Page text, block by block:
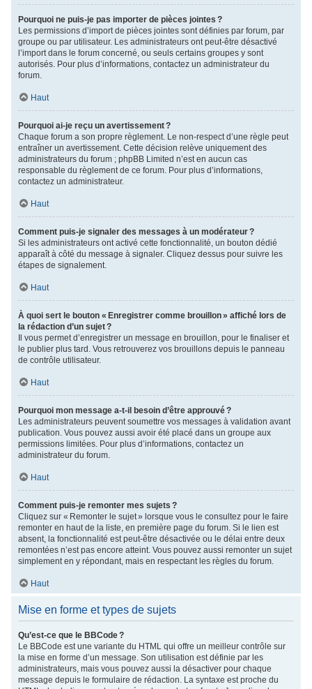
Pourquoi ne puis-je pas importer de pièces jointes ?
Les permissions d’import de pièces jointes sont définies par forum, par
groupe ou par utilisateur. Les administrateurs ont peut-être désactivé
l’import dans le forum concerné, ou seuls certains groupes y sont
autorisés. Pour plus d’informations, contactez un administrateur du
forum.
Haut
Pourquoi ai-je reçu un avertissement ?
Chaque forum a son propre règlement. Le non-respect d’une règle peut
entraîner un avertissement. Cette décision relève uniquement des
administrateurs du forum ; phpBB Limited n’est en aucun cas
responsable du règlement de ce forum. Pour plus d’informations,
contactez un administrateur.
Haut
Comment puis-je signaler des messages à un modérateur ?
Si les administrateurs ont activé cette fonctionnalité, un bouton dédié
apparaît à côté du message à signaler. Cliquez dessus pour suivre les
étapes de signalement.
Haut
À quoi sert le bouton « Enregistrer comme brouillon » affiché lors de
la rédaction d’un sujet ?
Il vous permet d’enregistrer un message en brouillon, pour le finaliser et
le publier plus tard. Vous retrouverez vos brouillons depuis le panneau
de contrôle utilisateur.
Haut
Pourquoi mon message a-t-il besoin d’être approuvé ?
Les administrateurs peuvent soumettre vos messages à validation avant
publication. Vous pouvez aussi avoir été placé dans un groupe aux
permissions limitées. Pour plus d’informations, contactez un
administrateur du forum.
Haut
Comment puis-je remonter mes sujets ?
Cliquez sur « Remonter le sujet » lorsque vous le consultez pour le faire
remonter en haut de la liste, en première page du forum. Si le lien est
absent, la fonctionnalité est peut-être désactivée ou le délai entre deux
remontées n’est pas encore atteint. Vous pouvez aussi remonter un sujet
simplement en y répondant, mais en respectant les règles du forum.
Haut
Mise en forme et types de sujets
Qu’est-ce que le BBCode ?
Le BBCode est une variante du HTML qui offre un meilleur contrôle sur
la mise en forme d’un message. Son utilisation est définie par les
administrateurs, mais vous pouvez aussi la désactiver pour chaque
message depuis le formulaire de rédaction. La syntaxe est proche du